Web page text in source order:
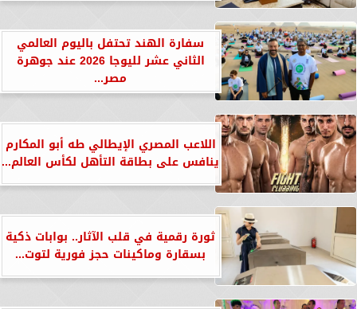
سفارة الهند تحتفل باليوم العالمي
الثاني عشر لليوجا 2026 عند جوهرة
مصر...
اللاعب المصري الإيطالي طه أبو المكارم
ينافس على بطاقة التأهل لكأس العالم...
ثورة رقمية في قلب الآثار.. بوابات ذكية
بسقارة وماكينات حجز فورية لتوت...